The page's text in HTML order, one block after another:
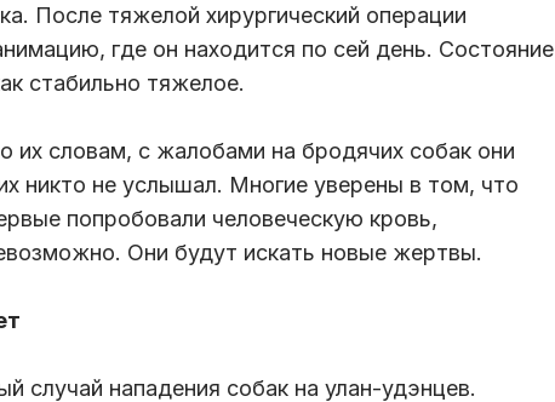
После тяжелой хирургический операции
где он находится по сей день. Состояние
стабильно тяжелое.
их словам, с жалобами на бродячих собак они
никто не услышал. Многие уверены в том, что
попробовали человеческую кровь,
Они будут искать новые жертвы.
случай нападения собак на улан-удэнцев.